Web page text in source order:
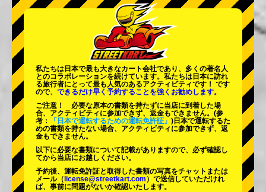
他店舗
東京 秋葉原 #2
東京 渋谷アネックス 東京ベイ
東京 浅草 大阪
沖縄
私たちは日本で最も大きなカート会社であり、 多くの著名人
とのコラボレーションを続けています。私たちは日本に訪れ
る旅行者にとって最も人気のあるアクティビティです！ です
ので、 できるだけ早く予約することを強くお勧めします。
ご注意！ 必要な原本の書類を持たずに当店に到着した場
合、アクティビティに参加できず、返金もできません。 (参
考：
「日本で運転するための運転免許証」 )日本で運転するた
めの書類を持たない場合、アクティビティに参加できず、返
金もできません。
以下に必要な書類について記載がありますので、必ず確認し
てから当店にお越しください。
予約後、運転免許証と取得した書類の写真をチャットまたは
メール（ license@streetkart.com ）で送信していただけれ
ば、事前に問題がないか確認いたします。